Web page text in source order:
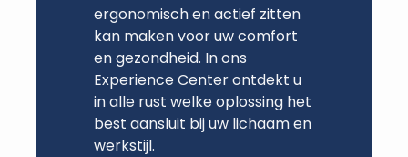
ergonomisch en actief zitten
kan maken voor uw comfort
en gezondheid. In ons
Experience Center ontdekt u
in alle rust welke oplossing het
best aansluit bij uw lichaam en
werkstijl.